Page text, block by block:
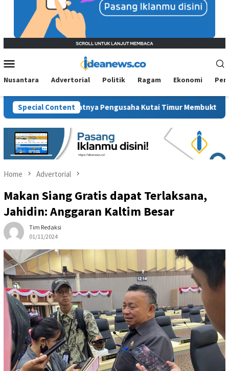
Menu
Nusantara Advertorial Politik Ragam Ekonomi
Special Content
Saatnya Pengusaha Kutai Timur Membuktikan Diri
Home Advertorial
Makan Siang Gratis dapat Terlaksana,
Jahidin: Anggaran Kaltim Besar
Tim Redaksi
01/11/2024